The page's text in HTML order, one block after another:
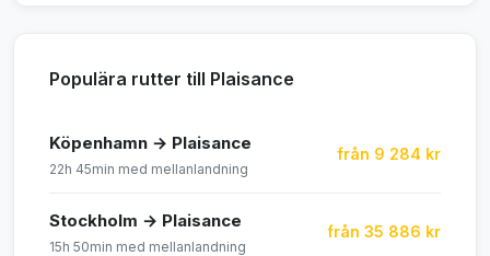
Populära rutter till Plaisance
Köpenhamn → Plaisance
22h 45min med mellanlandning
från 9 284 kr
Stockholm → Plaisance
15h 50min med mellanlandning
från 35 886 kr